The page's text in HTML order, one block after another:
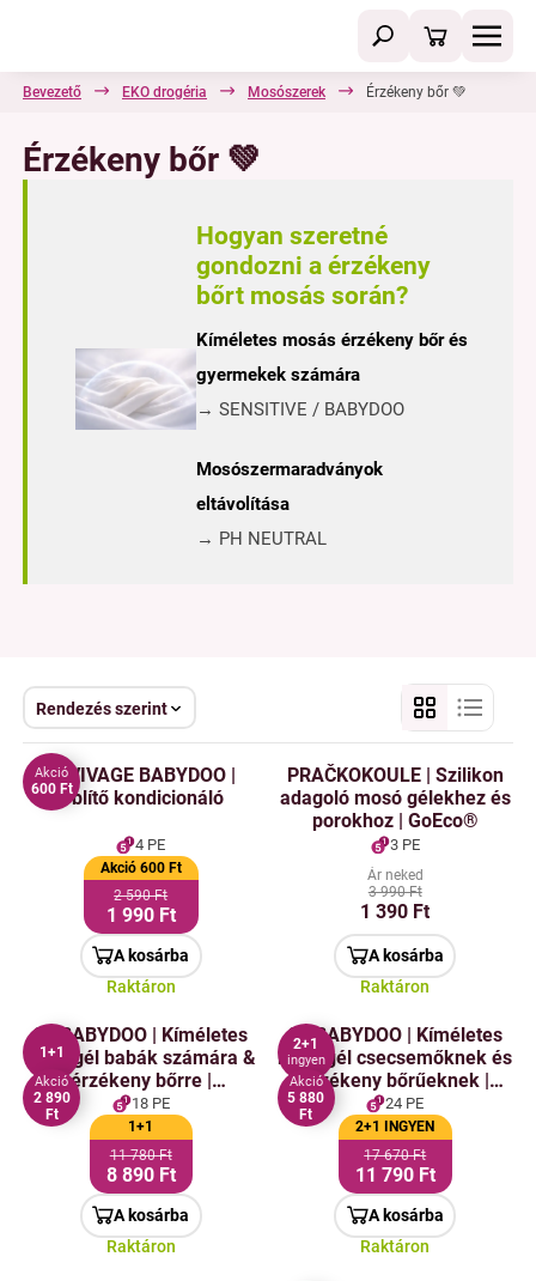
Bevezető EKO drogéria Mosószerek Érzékeny bőr 💚
Érzékeny bőr 💚
Hogyan szeretné
gondozni a érzékeny
bőrt mosás során?
Kíméletes mosás érzékeny bőr és
gyermekek számára
→ SENSITIVE / BABYDOO
Mosószermaradványok
eltávolítása
→ PH NEUTRAL
Rendezés szerint
Akció
600 Ft
L'AVIVAGE BABYDOO |
Öblítő kondicionáló
4 PE
Akció 600 Ft
2 590 Ft
1 990 Ft
A kosárba
Raktáron
PRAČKOKOULE | Szilikon
adagoló mosó gélekhez és
porokhoz | GoEco®
3 PE
Ár neked
3 990 Ft
1 390 Ft
A kosárba
Raktáron
1+1
Akció
2 890
Ft
2× BABYDOO | Kíméletes
mosógél babák számára &
érzékeny bőrre |
gyerekruha | 60 mosás
18 PE
1+1
11 780 Ft
8 890 Ft
A kosárba
Raktáron
2+1
ingyen
Akció
5 880
Ft
3× BABYDOO | Kíméletes
mosógél csecsemőknek és
érzékeny bőrűeknek |
gyerekruha | 90 mosás
24 PE
2+1 INGYEN
17 670 Ft
11 790 Ft
A kosárba
Raktáron